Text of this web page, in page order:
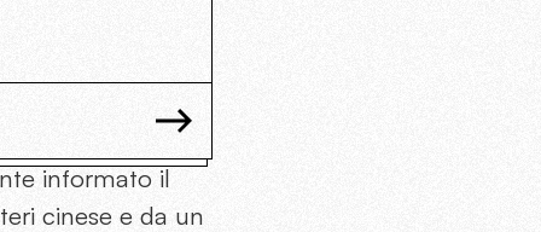
informato il
cinese e da un